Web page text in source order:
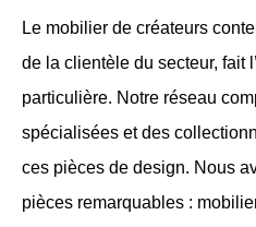
Le mobilier de créateurs
de la clientèle du secteur, fait
particulière. Notre réseau
spécialisées et des
ces pièces de design. Nous
pièces remarquables :